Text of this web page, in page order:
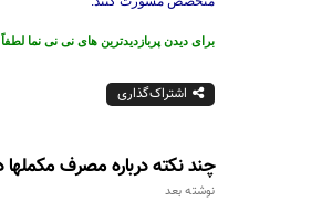
برای دیدن پربازدیدترین های نی نی نما
اشتراک‌گذاری
چند نکته درباره مصرف مکملها
نوشته بعد